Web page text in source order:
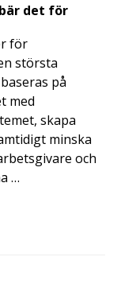
det för
för
största
på
med
skapa
minska
och
…